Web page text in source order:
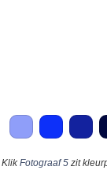
KlikFotograaf 5 zit